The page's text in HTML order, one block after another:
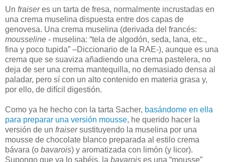
Un fraiseres un tarta de fresa, normalmente incrustadas en
una crema muselina dispuesta entre dos capas de
genovesa. Una crema muselina (derivada del francés:
mousseline - muselina: “tela de algodón, seda, lana, etc.,
fina y poco tupida” –Diccionario de la RAE-), aunque es una
crema que se suaviza añadiendo una crema pastelera, no
deja de ser una crema mantequilla, no demasiado densa al
paladar, pero sí con un alto contenido en materia grasa y,
por ello, de difícil digestión.
Como ya he hecho con la tarta Sacher, basándome en ella
para preparar una versión mousse, he querido hacer la
versión de un fraisersustituyendo la muselina por una
mousse de chocolate blanco preparada al estilo crema
bávara (o bavarois) y aromatizada con limón (y licor).
Supongo que ya lo sabéis, la bavarois es una “mousse”